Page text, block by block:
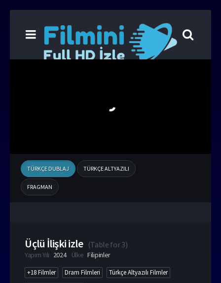
TÜRKÇE DUBLAJ TÜRKÇE ALTYAZILI
FRAGMAN
Üçlü İlişki izle (Table for 3)
Yapım Yılı 2024 Ülke Filipinler
+18 Filmler Dram Filmleri
Türkçe Altyazılı Filmler